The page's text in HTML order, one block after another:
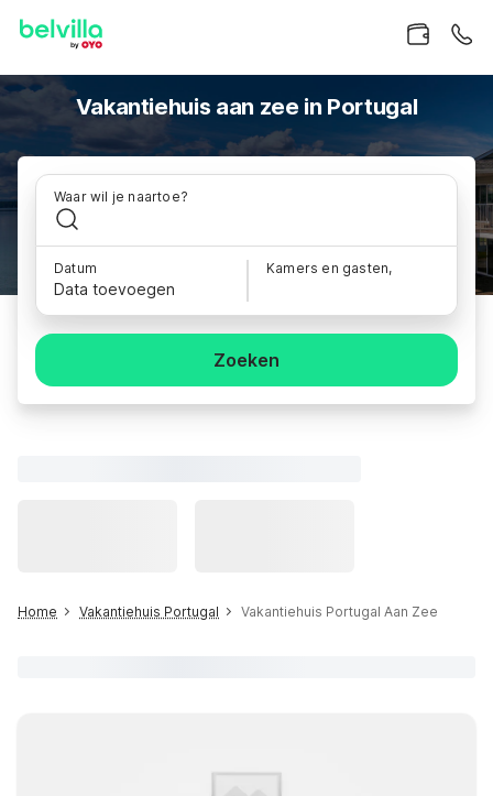
Vakantiehuis aan zee in Portugal
Waar wil je naartoe?
Datum
Data toevoegen
Kamers en gasten,
Zoeken
Home Vakantiehuis Portugal Vakantiehuis Portugal Aan Zee